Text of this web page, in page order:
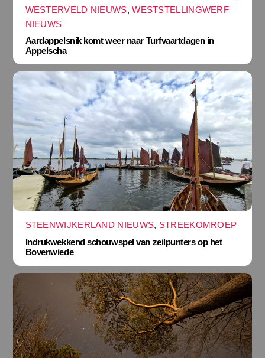
WESTERVELD NIEUWS,WESTSTELLINGWERF
NIEUWS
Aardappelsnik komt weer naar Turfvaartdagen in
Appelscha
STEENWIJKERLAND NIEUWS, STREEKOMROEP
Indrukwekkend schouwspel van zeilpunters op het
Bovenwiede